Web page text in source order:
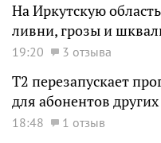
На Иркутскую
ливни, грозы и
19:20 3 отзыва
Т2 перезапускает
для абонентов
18:48
1 отзыв